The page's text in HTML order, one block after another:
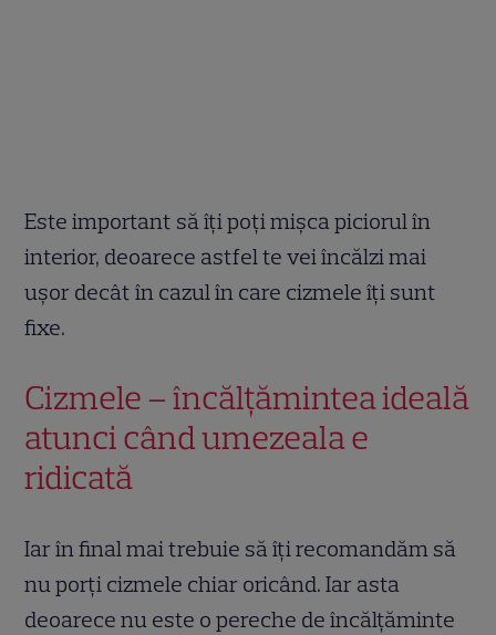
Este important să îți poți mișca piciorul în
interior, deoarece astfel te vei încălzi mai
ușor decât în cazul în care cizmele îți sunt
fixe.
Cizmele – încălțămintea ideală
atunci când umezeala e
ridicată
Iar în final mai trebuie să îți recomandăm să
nu porți cizmele chiar oricând. Iar asta
deoarece nu este o pereche de încălțăminte